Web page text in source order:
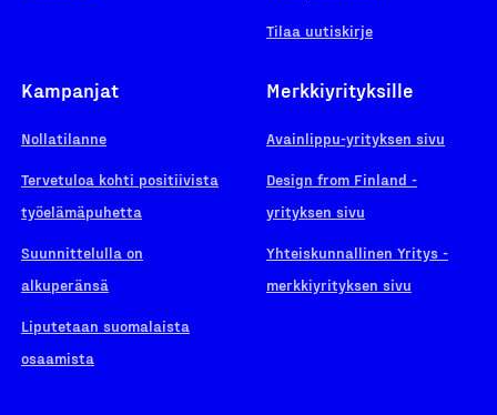
Tilaa uutiskirje
Kampanjat
Nollatilanne
Tervetuloa kohti positiivista
työelämäpuhetta
Suunnittelulla on
alkuperänsä
Liputetaan suomalaista
osaamista
Merkkiyrityksille
Avainlippu-yrityksen sivu
Design from Finland -
yrityksen sivu
Yhteiskunnallinen Yritys -
merkkiyrityksen sivu